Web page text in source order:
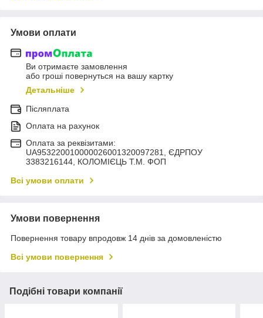
Умови оплати
Ви отримаєте замовлення
або гроші повернуться на вашу картку
Детальніше
Післяплата
Оплата на рахунок
Оплата за реквізитами:
UA953220010000026001320097281, ЄДРПОУ
3383216144, КОЛОМIЄЦЬ Т.М. ФОП
Всі умови оплати
Умови повернення
Повернення товару впродовж 14 днів за домовленістю
Всі умови повернення
Подібні товари компанії